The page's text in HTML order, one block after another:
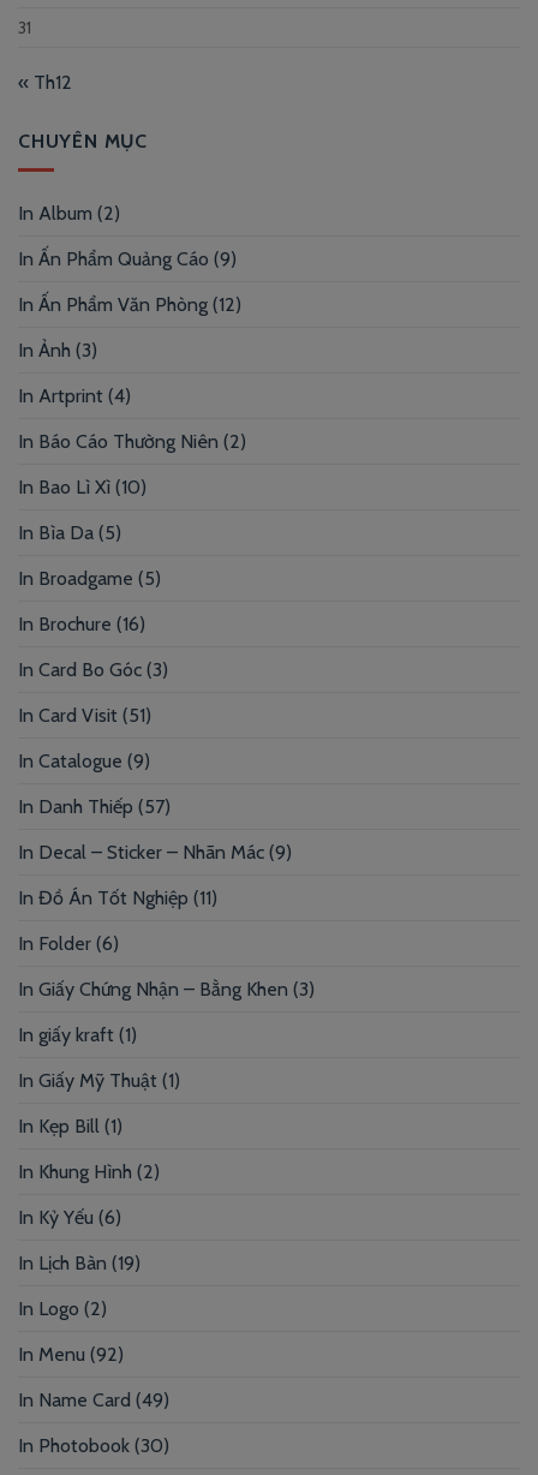
31
« Th12
CHUYÊN MỤC
In Album (2)
In Ấn Phẩm Quảng Cáo (9)
In Ấn Phẩm Văn Phòng (12)
In Ảnh (3)
In Artprint (4)
In Báo Cáo Thường Niên (2)
In Bao Lì Xì (10)
In Bìa Da (5)
In Broadgame (5)
In Brochure (16)
In Card Bo Góc (3)
In Card Visit (51)
In Catalogue (9)
In Danh Thiếp (57)
In Decal – Sticker – Nhãn Mác (9)
In Đồ Án Tốt Nghiệp (11)
In Folder (6)
In Giấy Chứng Nhận – Bằng Khen (3)
In giấy kraft (1)
In Giấy Mỹ Thuật (1)
In Kẹp Bill (1)
In Khung Hình (2)
In Kỷ Yếu (6)
In Lịch Bàn (19)
In Logo (2)
In Menu (92)
In Name Card (49)
In Photobook (30)